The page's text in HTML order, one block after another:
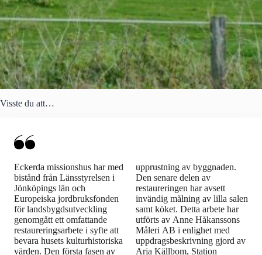
Visste du att…
Eckerda missionshus har med
bistånd från Länsstyrelsen i
Jönköpings län och
Europeiska jordbruksfonden
för landsbygdsutveckling
genomgått ett omfattande
restaureringsarbete i syfte att
bevara husets kulturhistoriska
värden. Den första fasen av
upprustning av byggnaden.
Den senare delen av
restaureringen har avsett
invändig målning av lilla salen
samt köket. Detta arbete har
utförts av Anne Håkanssons
Måleri AB i enlighet med
uppdragsbeskrivning gjord av
Arja Källbom, Station